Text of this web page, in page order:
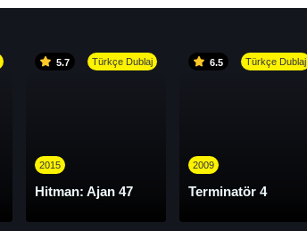
5.7 Türkçe Dublaj
2015
Hitman: Ajan 47
6.5 Türkçe Dublaj
2009
Terminatör 4